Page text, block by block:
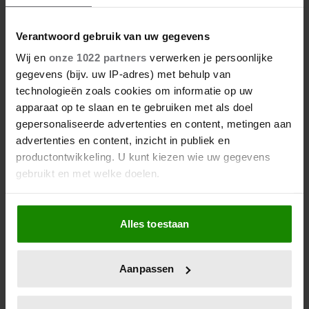
Verantwoord gebruik van uw gegevens
Wij en onze 1022 partners verwerken je persoonlijke
gegevens (bijv. uw IP-adres) met behulp van
technologieën zoals cookies om informatie op uw
apparaat op te slaan en te gebruiken met als doel
gepersonaliseerde advertenties en content, metingen aan
advertenties en content, inzicht in publiek en
productontwikkeling. U kunt kiezen wie uw gegevens
gebruikt en met welke doelen.
Als u het toestaat, willen we ook graag:
Informatie verzamelen over uw geografische
locatie, die tot een paar meter nauwkeurig kan zijn
scannen op specifieke eigenschappen (fingerprinting)
Alles toestaan
Aanpassen
Woonkamer opruimen? Met deze checklist
ben je zó klaar
Gek van DIY? Waarom je Stipstijl nú wil
proberen